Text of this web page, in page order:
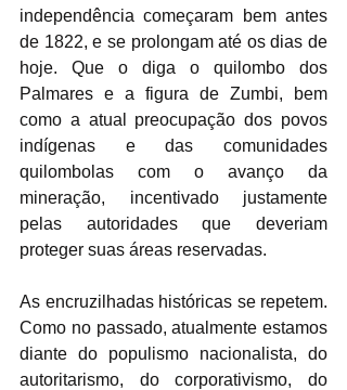
independência começaram bem antes
de 1822, e se prolongam até os dias de
hoje. Que o diga o quilombo dos
Palmares e a figura de Zumbi, bem
como a atual preocupação dos povos
indígenas e das comunidades
quilombolas com o avanço da
mineração, incentivado justamente
pelas autoridades que deveriam
proteger suas áreas reservadas.
As encruzilhadas históricas se repetem.
Como no passado, atualmente estamos
diante do populismo nacionalista, do
autoritarismo, do corporativismo, do